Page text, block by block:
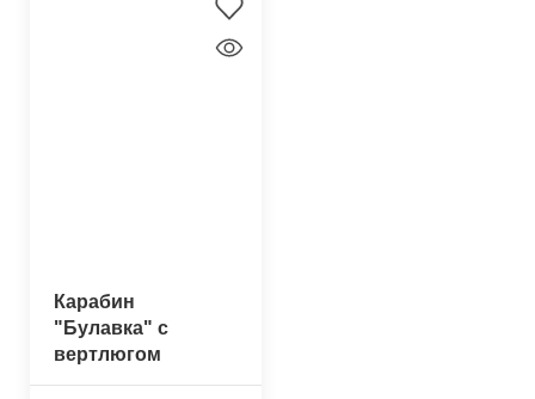
Карабин
"Булавка" с
вертлюгом